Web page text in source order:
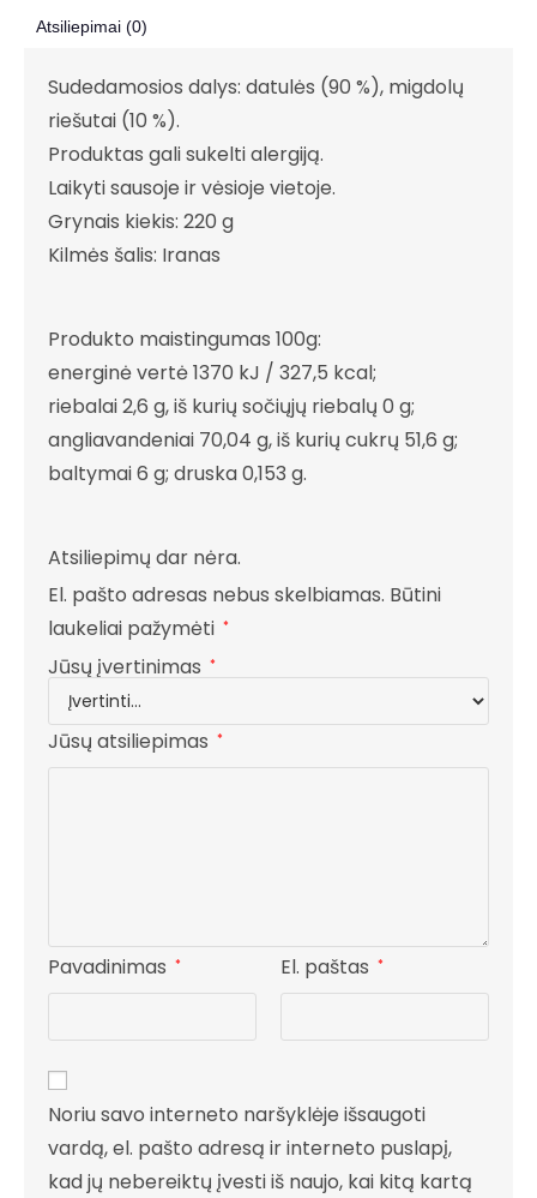
Atsiliepimai (0)
Sudedamosios dalys: datulės (90 %), migdolų
riešutai (10 %).
Produktas gali sukelti alergiją.
Laikyti sausoje ir vėsioje vietoje.
Grynais kiekis: 220 g
Kilmės šalis: Iranas
Produkto maistingumas 100g:
energinė vertė 1370 kJ / 327,5 kcal;
riebalai 2,6 g, iš kurių sočiųjų riebalų 0 g;
angliavandeniai 70,04 g, iš kurių cukrų 51,6 g;
baltymai 6 g; druska 0,153 g.
Atsiliepimų dar nėra.
El. pašto adresas nebus skelbiamas. Būtini
laukeliai pažymėti *
Jūsų įvertinimas *
Jūsų atsiliepimas *
Pavadinimas * El. paštas *
Noriu savo interneto naršyklėje išsaugoti
vardą, el. pašto adresą ir interneto puslapį,
kad jų nebereiktų įvesti iš naujo, kai kitą kartą